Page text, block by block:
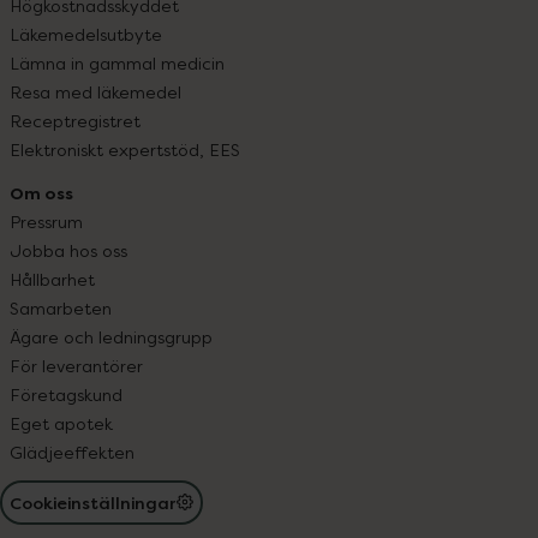
Högkostnadsskyddet
Läkemedelsutbyte
Lämna in gammal medicin
Resa med läkemedel
Receptregistret
Elektroniskt expertstöd, EES
Om oss
Pressrum
Jobba hos oss
Hållbarhet
Samarbeten
Ägare och ledningsgrupp
För leverantörer
Företagskund
Eget apotek
Glädjeeffekten
Cookieinställningar